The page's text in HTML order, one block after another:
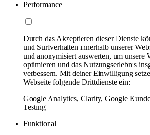
Performance
Durch das Akzeptieren dieser Dienste
und Surfverhalten innerhalb unserer
und anonymisiert auswerten, um unsere
optimieren und das Nutzungserlebnis
verbessern. Mit deiner Einwilligung
Webseite folgende Drittdienste ein:
Google Analytics, Clarity, Google
Testing
Funktional